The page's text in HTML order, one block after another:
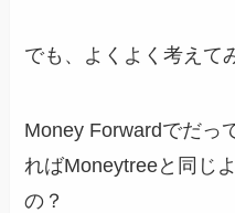
でも、よくよく考えて
Money Forwardでだっ
ればMoneytreeと同じ
の？